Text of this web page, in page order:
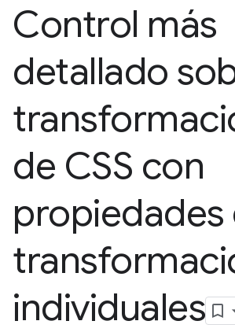
Control más
detallado
de CSS con
propiedades
individuales